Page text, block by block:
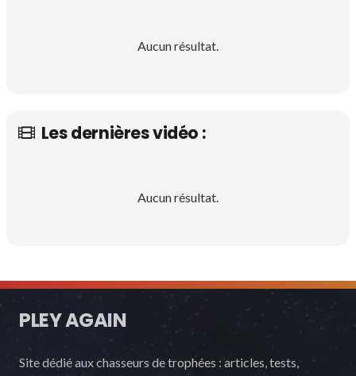
Aucun résultat.
Les dernières vidéo :
Aucun résultat.
PLEY AGAIN
Site dédié aux chasseurs de trophées : articles, tests,